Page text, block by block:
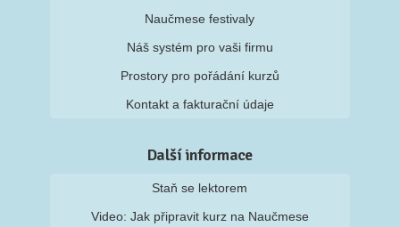
Naučmese festivaly
Náš systém pro vaši firmu
Prostory pro pořádání kurzů
Kontakt a fakturační údaje
Další informace
Staň se lektorem
Video: Jak připravit kurz na Naučmese